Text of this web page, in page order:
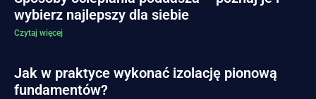
wybierz najlepszy dla siebie
Czytaj więcej
Jak w praktyce wykonać izolację pionową
fundamentów?